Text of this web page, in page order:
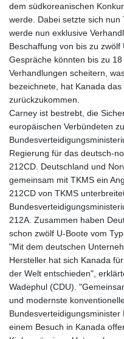
dem südkoreanischen
werde. Dabei setzte sich
werde nun exklusive
Beschaffung von bis zu
Gespräche könnten bis zu
Verhandlungen scheitern,
bezeichnete, hat Kanada
zurückzukommen.
Carney ist bestrebt, die
europäischen Verbündeten
Regierung für das deutsch-
212CD. Deutschland und
gemeinsam mit TKMS ein
212CD von TKMS
212A. Zusammen haben
schon zwölf U-Boote vom
"Mit dem deutschen
Hersteller hat sich Kanada
der Welt entschieden",
Wadephul (CDU).
und modernste
einem Besuch in Kanada